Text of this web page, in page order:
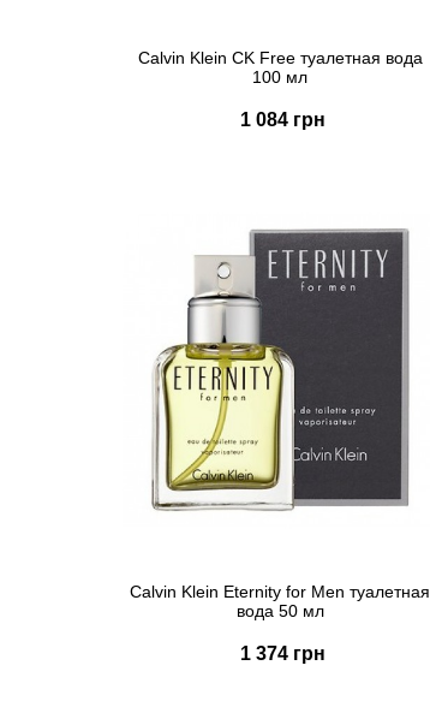
Calvin Klein CK Free туалетная вода
100 мл
1 084 грн
Calvin Klein Eternity for Men туалетная
вода 50 мл
1 374 грн